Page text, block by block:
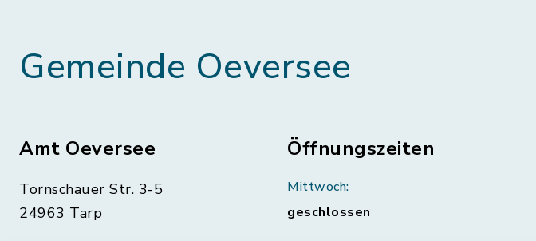
Gemeinde Oeversee
Amt Oeversee
Tornschauer Str. 3-5
24963 Tarp
Öffnungszeiten
Mittwoch:
geschlossen